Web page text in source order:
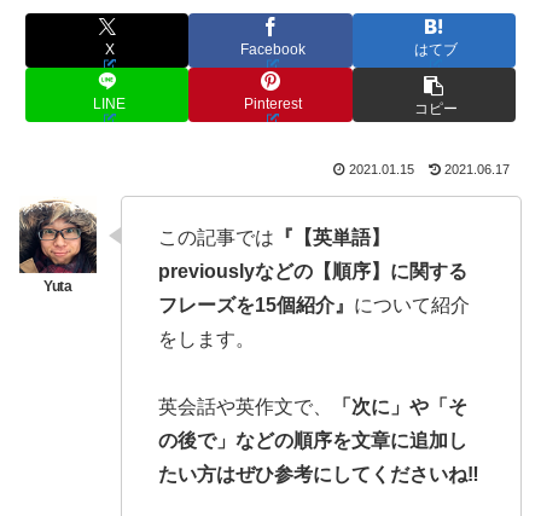
X Facebook はてブ
LINE Pinterest コピー
2021.01.15 2021.06.17
この記事では 『【英単語】
previouslyなどの【順序】に関する
フレーズを15個紹介』 について紹介
をします。
英会話や英作文で、
「次に」や「そ
の後で」などの順序を文章に追加し
たい方はぜひ参考にしてくださいね‼️